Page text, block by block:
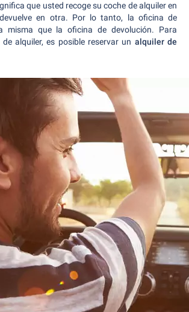
que usted recoge su coche de alquiler en
en otra. Por lo tanto, la oficina de
misma que la oficina de devolución. Para
alquiler, es posible reservar un alquiler de